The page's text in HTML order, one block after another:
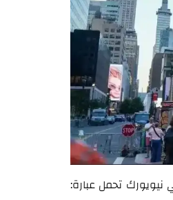
تحمل عبارة: